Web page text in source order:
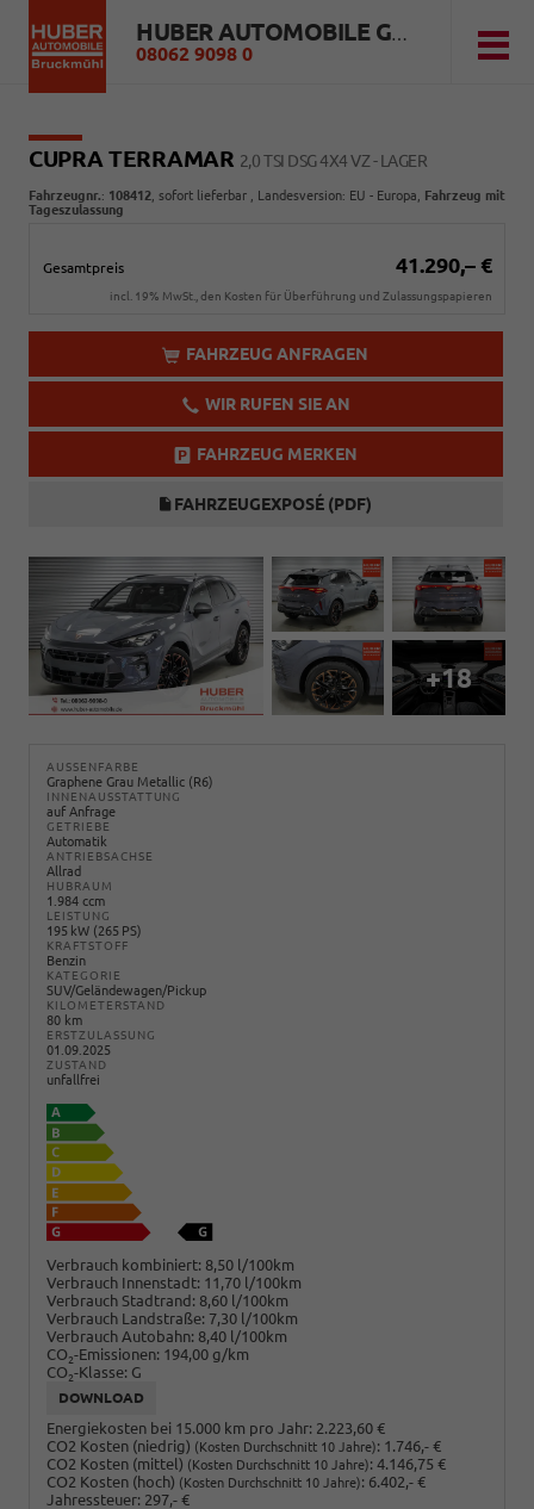
HUBER AUTOMOBILE GMBH
08062 9098 0
CUPRA TERRAMAR 2,0 TSI DSG 4X4 VZ - LAGER
Fahrzeugnr.: 108412 sofort lieferbar , Landesversion: EU - Europa, Fahrzeug mit
Tageszulassung
Gesamtpreis 41.290,– €
incl. 19% MwSt., den Kosten für Überführung und Zulassungspapieren
FAHRZEUG ANFRAGEN
WIR RUFEN SIE AN
FAHRZEUG MERKEN
FAHRZEUGEXPOSÉ (PDF)
+18
AUSSENFARBE
Graphene Grau Metallic (R6)
INNENAUSSTATTUNG
auf Anfrage
GETRIEBE
Automatik
ANTRIEBSACHSE
Allrad
HUBRAUM
1.984 ccm
LEISTUNG
195 kW (265 PS)
KRAFTSTOFF
Benzin
KATEGORIE
SUV/Geländewagen/Pickup
KILOMETERSTAND
80 km
ERSTZULASSUNG
01.09.2025
ZUSTAND
unfallfrei
Verbrauch kombiniert: 8,50 l/100km
Verbrauch Innenstadt: 11,70 l/100km
Verbrauch Stadtrand: 8,60 l/100km
Verbrauch Landstraße: 7,30 l/100km
Verbrauch Autobahn: 8,40 l/100km
CO2-Emissionen: 194,00 g/km
CO2-Klasse: G
DOWNLOAD
Energiekosten bei 15.000 km pro Jahr: 2.223,60 €
CO2 Kosten (niedrig) (Kosten Durchschnitt 10 Jahre): 1.746,- €
CO2 Kosten (mittel) (Kosten Durchschnitt 10 Jahre): 4.146,75 €
CO2 Kosten (hoch) (Kosten Durchschnitt 10 Jahre): 6.402,- €
Jahressteuer: 297,- €